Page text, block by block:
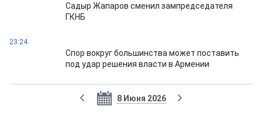
Садыр Жапаров сменил зампредседателя
ГКНБ
23:24
Спор вокруг большинства может поставить
под удар решения власти в Армении
8 Июня 2026